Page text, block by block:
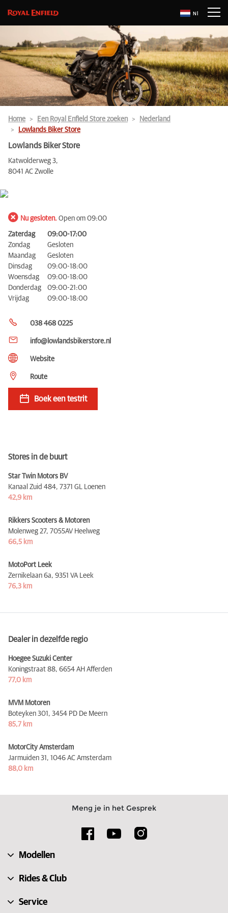
Nl
Home Een Royal Enfield Store zoeken
Nederland
Lowlands Biker Store
Lowlands Biker Store
Katwolderweg 3,
8041 AC Zwolle
Nu gesloten. Open om 09:00
Zaterdag
09:00-17:00
Zondag
Gesloten
Maandag
Gesloten
Dinsdag
09:00-18:00
Woensdag
09:00-18:00
Donderdag
09:00-21:00
Vrijdag
09:00-18:00
038 468 0225
info@lowlandsbikerstore.nl
Website
Route
Boek een testrit
Stores in de buurt
Star Twin Motors BV
Kanaal Zuid 484, 7371 GL Loenen
42,9 km
Rikkers Scooters & Motoren
Molenweg 27, 7055AV Heelweg
66,5 km
MotoPort Leek
Zernikelaan 6a, 9351 VA Leek
76,3 km
Dealer in dezelfde regio
Hoegee Suzuki Center
Koningstraat 88, 6654 AH Afferden
77,0 km
MVM Motoren
Boteyken 301, 3454 PD De Meern
85,7 km
MotorCity Amsterdam
Jarmuiden 31, 1046 AC Amsterdam
88,0 km
Meng je in het Gesprek
Modellen
Rides & Club
Service